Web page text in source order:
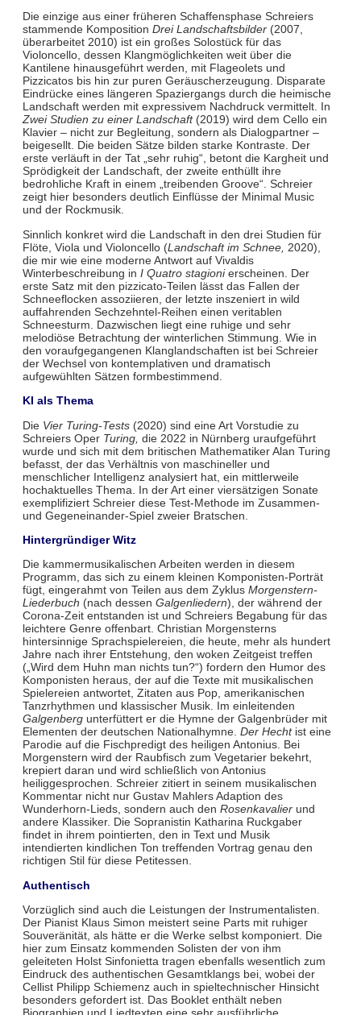
Die einzige aus einer früheren Schaffensphase Schreiers
stammende Komposition Drei Landschaftsbilder(2007,
überarbeitet 2010) ist ein großes Solostück für das
Violoncello, dessen Klangmöglichkeiten weit über die
Kantilene hinausgeführt werden, mit Flageolets und
Pizzicatos bis hin zur puren Geräuscherzeugung. Disparate
Eindrücke eines längeren Spaziergangs durch die heimische
Landschaft werden mit expressivem Nachdruck vermittelt. In
Zwei Studien zu einer Landschaft(2019) wird dem Cello ein
Klavier – nicht zur Begleitung, sondern als Dialogpartner –
beigesellt. Die beiden Sätze bilden starke Kontraste. Der
erste verläuft in der Tat „sehr ruhig“, betont die Kargheit und
Sprödigkeit der Landschaft, der zweite enthüllt ihre
bedrohliche Kraft in einem „treibenden Groove“. Schreier
zeigt hier besonders deutlich Einflüsse der Minimal Music
und der Rockmusik.
Sinnlich konkret wird die Landschaft in den drei Studien für
Flöte, Viola und Violoncello (Landschaft im Schnee, 2020),
die mir wie eine moderne Antwort auf Vivaldis
Winterbeschreibung in I Quatro stagionierscheinen. Der
erste Satz mit den pizzicato-Teilen lässt das Fallen der
Schneeflocken assoziieren, der letzte inszeniert in wild
auffahrenden Sechzehntel-Reihen einen veritablen
Schneesturm. Dazwischen liegt eine ruhige und sehr
melodiöse Betrachtung der winterlichen Stimmung. Wie in
den voraufgegangenen Klanglandschaften ist bei Schreier
der Wechsel von kontemplativen und dramatisch
aufgewühlten Sätzen formbestimmend.
KI als Thema
Die Vier Turing-Tests(2020) sind eine Art Vorstudie zu
Schreiers Oper Turing, die 2022 in Nürnberg uraufgeführt
wurde und sich mit dem britischen Mathematiker Alan Turing
befasst, der das Verhältnis von maschineller und
menschlicher Intelligenz analysiert hat, ein mittlerweile
hochaktuelles Thema. In der Art einer viersätzigen Sonate
exemplifiziert Schreier diese Test-Methode im Zusammen-
und Gegeneinander-Spiel zweier Bratschen.
Hintergründiger Witz
Die kammermusikalischen Arbeiten werden in diesem
Programm, das sich zu einem kleinen Komponisten-Porträt
fügt, eingerahmt von Teilen aus dem Zyklus Morgenstern-
Liederbuch (nach dessen Galgenliedern), der während der
Corona-Zeit entstanden ist und Schreiers Begabung für das
leichtere Genre offenbart. Christian Morgensterns
hintersinnige Sprachspielereien, die heute, mehr als hundert
Jahre nach ihrer Entstehung, den woken Zeitgeist treffen
(„Wird dem Huhn man nichts tun?“) fordern den Humor des
Komponisten heraus, der auf die Texte mit musikalischen
Spielereien antwortet, Zitaten aus Pop, amerikanischen
Tanzrhythmen und klassischer Musik. Im einleitenden
Galgenbergunterfüttert er die Hymne der Galgenbrüder mit
Elementen der deutschen Nationalhymne. Der Hechtist eine
Parodie auf die Fischpredigt des heiligen Antonius. Bei
Morgenstern wird der Raubfisch zum Vegetarier bekehrt,
krepiert daran und wird schließlich von Antonius
heiliggesprochen. Schreier zitiert in seinem musikalischen
Kommentar nicht nur Gustav Mahlers Adaption des
Wunderhorn-Lieds, sondern auch den Rosenkavalierund
andere Klassiker. Die Sopranistin Katharina Ruckgaber
findet in ihrem pointierten, den in Text und Musik
intendierten kindlichen Ton treffenden Vortrag genau den
richtigen Stil für diese Petitessen.
Authentisch
Vorzüglich sind auch die Leistungen der Instrumentalisten.
Der Pianist Klaus Simon meistert seine Parts mit ruhiger
Souveränität, als hätte er die Werke selbst komponiert. Die
hier zum Einsatz kommenden Solisten der von ihm
geleiteten Holst Sinfonietta tragen ebenfalls wesentlich zum
Eindruck des authentischen Gesamtklangs bei, wobei der
Cellist Philipp Schiemenz auch in spieltechnischer Hinsicht
besonders gefordert ist. Das Booklet enthält neben